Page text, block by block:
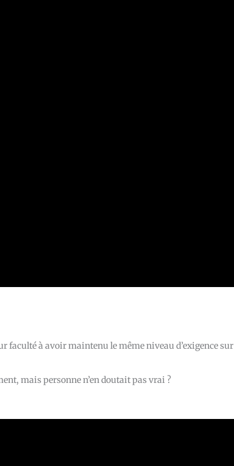
faculté à avoir maintenu le même niveau d’exigence sur
mais personne n’en doutait pas vrai ?